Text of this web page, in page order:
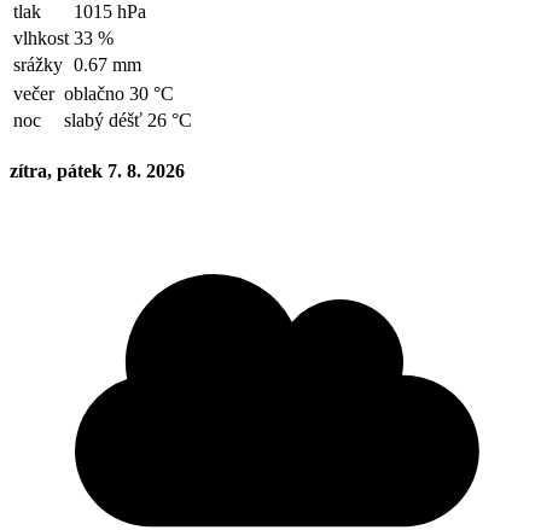
tlak
1015 hPa
vlhkost 33 %
srážky 0.67 mm
večer oblačno 30 °C
noc
slabý déšť 26 °C
zítra, pátek 7. 8. 2026